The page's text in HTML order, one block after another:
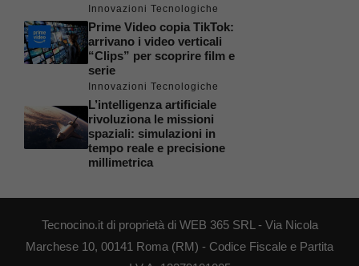
Innovazioni Tecnologiche
Prime Video copia TikTok:
arrivano i video verticali
“Clips” per scoprire film e
serie
Innovazioni Tecnologiche
L’intelligenza artificiale
rivoluziona le missioni
spaziali: simulazioni in
tempo reale e precisione
millimetrica
Tecnocino.it di proprietà di WEB 365 SRL - Via Nicola
Marchese 10, 00141 Roma (RM) - Codice Fiscale e Partita